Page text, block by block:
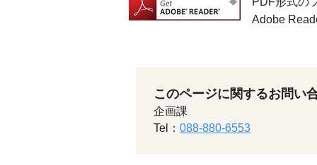
Adobe
このページに関するお問い
企画課
Tel： 088-880-6553